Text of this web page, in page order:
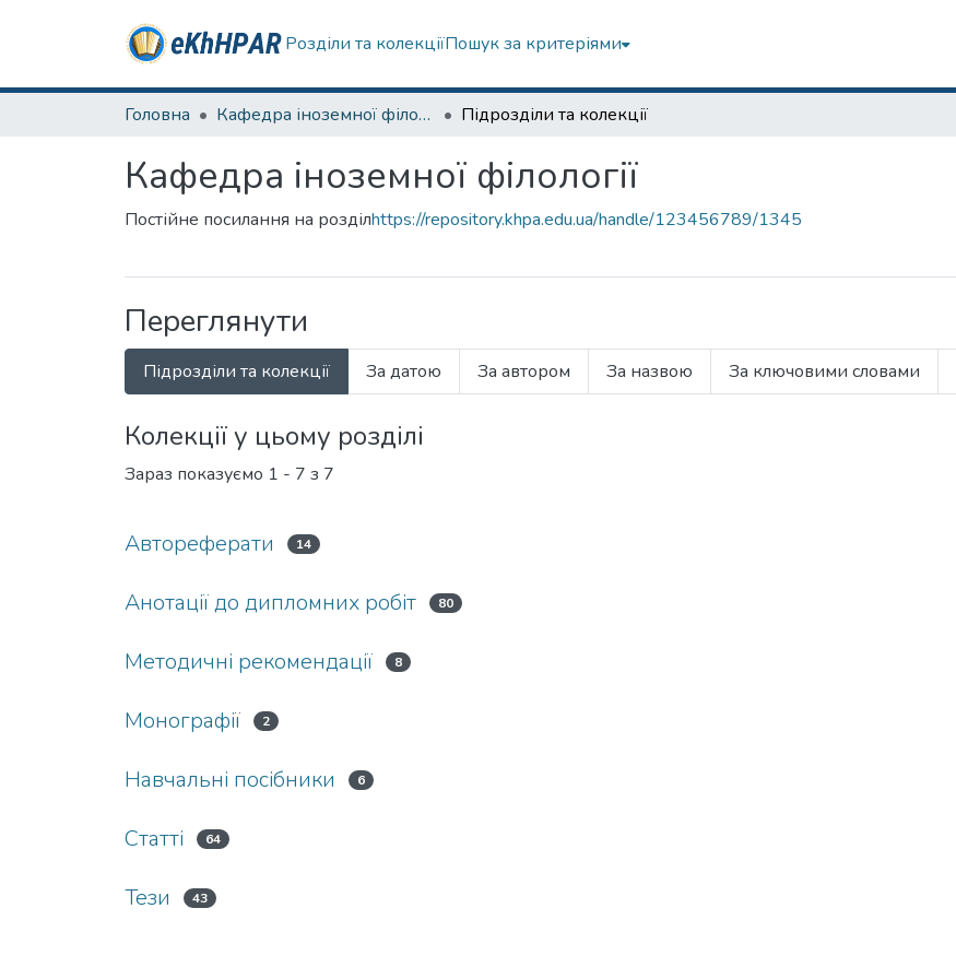
Розділи та колекціїПошук за критеріями
Головна Кафедра іноземної філології Підрозділи та колекції
Кафедра іноземної філології
Постійне посилання на розділhttps://repository.khpa.edu.ua/handle/123456789/1345
Переглянути
Підрозділи та колекції За датою За автором За назвою За ключовими словами
Колекції у цьому розділі
Зараз показуємо 1 - 7 з 7
Автореферати 14
Анотації до дипломних робіт 80
Методичні рекомендації 8
Монографії 2
Навчальні посібники 6
Статті 64
Тези 43